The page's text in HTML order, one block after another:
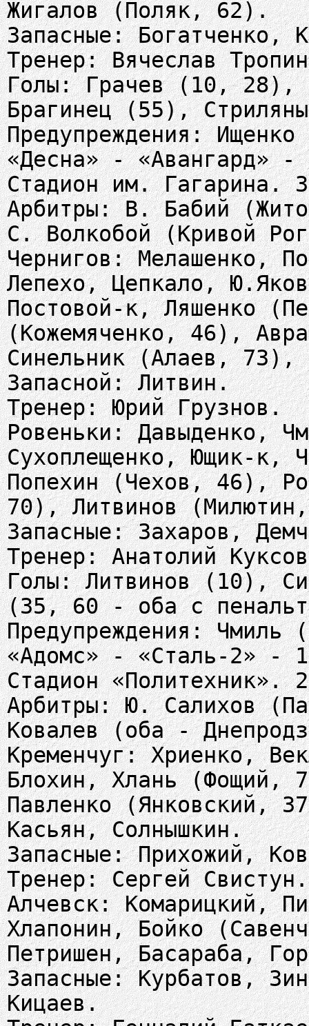
Жигалов (Поляк, 62).
Запасные: Богатченко,
Тренер: Вячеслав
Голы: Грачев (10, 28),
Брагинец (55),
Предупреждения:
«Десна» - «Авангард»
Стадион им. Гагарина.
Арбитры: В. Бабий
С. Волкобой (Кривой
Чернигов: Мелашенко,
Лепехо, Цепкало,
Постовой-к, Ляшенко
(Кожемяченко, 46),
Синельник (Алаев, 73),
Запасной: Литвин.
Тренер: Юрий Грузнов.
Ровеньки: Давыденко,
Сухоплещенко, Ющик-к,
Попехин (Чехов, 46),
70), Литвинов
Запасные: Захаров,
Тренер: Анатолий
Голы: Литвинов (10),
(35, 60 - оба с
Предупреждения:
«Адомс» - «Сталь-2»
Стадион «Политехник».
Арбитры: Ю. Салихов
Ковалев (оба -
Кременчуг: Хриенко,
Блохин, Хлань (Фощий,
Павленко (Янковский,
Касьян, Солнышкин.
Запасные: Прихожий,
Тренер: Сергей Свистун.
Алчевск: Комарицкий,
Хлапонин, Бойко
Петришен, Басараба,
Запасные: Курбатов,
Кицаев.